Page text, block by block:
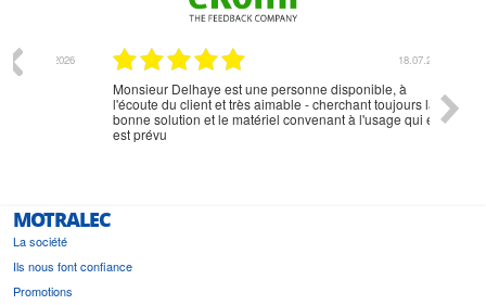
18.07.2026
Monsieur Delhaye est une personne disponible, à
l'écoute du client et très aimable - cherchant toujours la
bonne solution et le matériel convenant à l'usage qui en
est prévu
MOTRALEC
La société
Ils nous font confiance
Promotions